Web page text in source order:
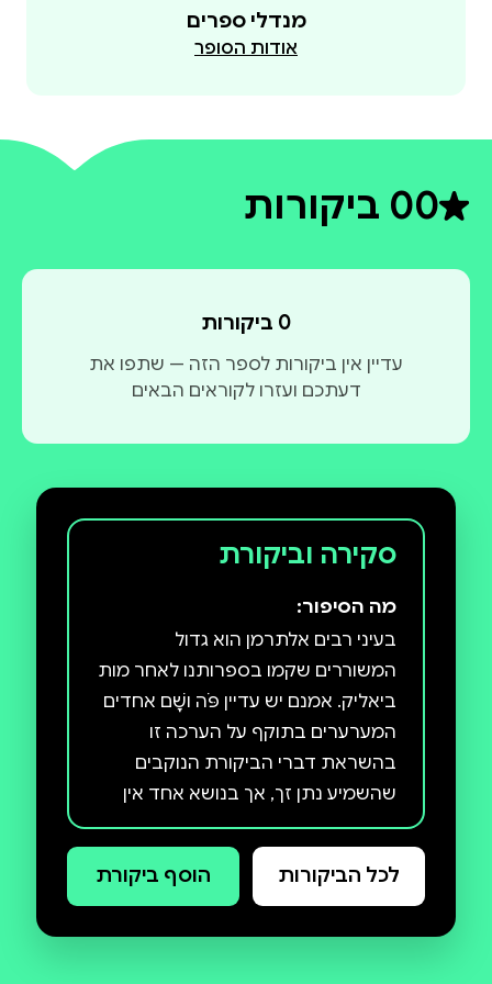
מנדלי ספרים
אודות הסופר
0דירוג ממוצע 0 מתוך 5
0 ביקורות
0 ביקורות
עדיין אין ביקורות לספר הזה — שתפו את
דעתכם ועזרו לקוראים הבאים
סקירה וביקורת
מה הסיפור:
בעיני רבים אלתרמן הוא גדול
המשוררים שקמו בספרותנו לאחר מות
ביאליק. אמנם יש עדיין פֹּה ושָׁם אחדים
המערערים בתוקף על הערכה זו
בהשראת דברי הביקורת הנוקבים
שהשמיע נתן זך, אך בנושא אחד אין
מחלוקת: בתחומי השירה הקלה אין
לאלתרמן מתחרה למן ראשיתו של
הפזמון העברי ועד ימינו – הן באיכות
לכל הביקורות הוסף ביקורת